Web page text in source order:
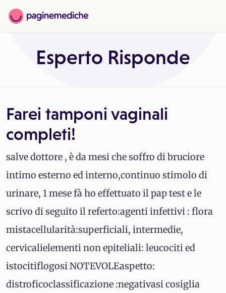
Esperto Risponde
Farei tamponi vaginali
completi!
salve dottore , è da mesi che soffro di bruciore
intimo esterno ed interno,continuo stimolo di
urinare, 1 mese fà ho effettuato il pap test e le
scrivo di seguito il referto:agenti infettivi : flora
mistacellularità:superficiali, intermedie,
cervicalielementi non epiteliali: leucociti ed
istocitiflogosi NOTEVOLEaspetto:
distroficoclassificazione :negativasi cosiglia